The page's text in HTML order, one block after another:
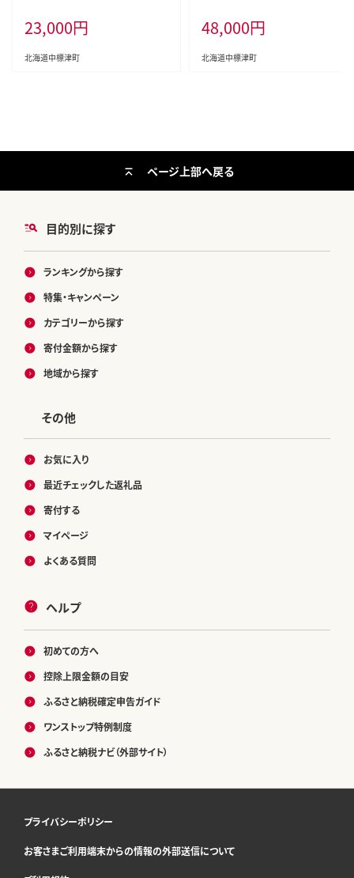
23,000円
北海道中標津町
48,000円
北海道中標津町
目的別に探す
ランキングから探す
特集・キャンペーン
カテゴリーから探す
寄付金額から探す
地域から探す
その他
お気に入り
最近チェックした返礼品
寄付する
マイページ
よくある質問
ヘルプ
初めての方へ
控除上限金額の目安
ふるさと納税確定申告ガイド
ワンストップ特例制度
ふるさと納税ナビ（外部サイト）
ページ上部へ戻る
プライバシーポリシー
お客さまご利用端末からの情報の外部送信について